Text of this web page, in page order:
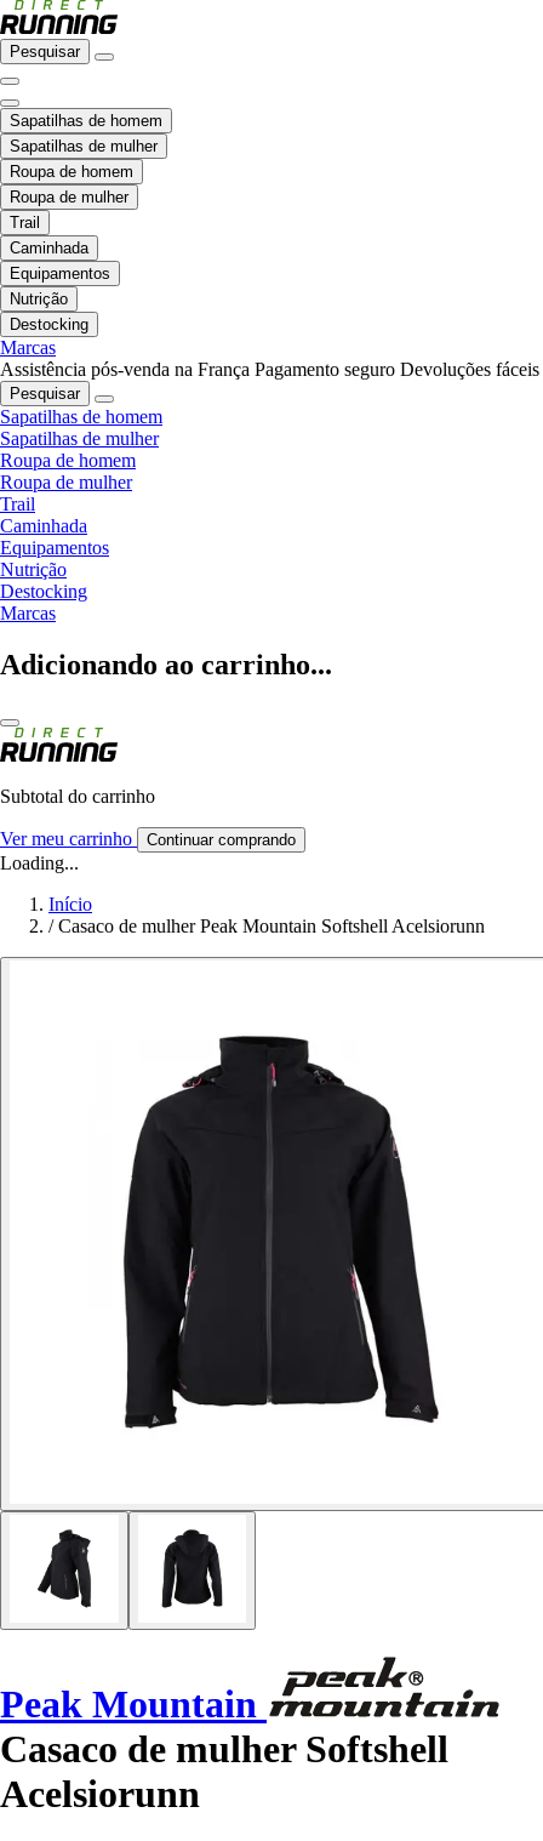
Pesquisar
Sapatilhas de homem
Sapatilhas de mulher
Roupa de homem
Roupa de mulher
Trail
Caminhada
Equipamentos
Nutrição
Destocking
Marcas
Assistência pós-venda na França Pagamento seguro Devoluções fáceis
Pesquisar
Sapatilhas de homem
Sapatilhas de mulher
Roupa de homem
Roupa de mulher
Trail
Caminhada
Equipamentos
Nutrição
Destocking
Marcas
Adicionando ao carrinho...
Subtotal do carrinho
Ver meu carrinho Continuar comprando
Loading...
Início
/ Casaco de mulher Peak Mountain Softshell Acelsiorunn
Peak Mountain
Casaco de mulher Softshell
Acelsiorunn